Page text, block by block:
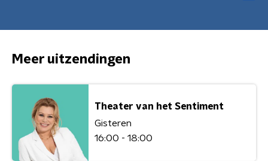
Meer uitzendingen
Theater van het Sentiment
Gisteren
16:00 - 18:00